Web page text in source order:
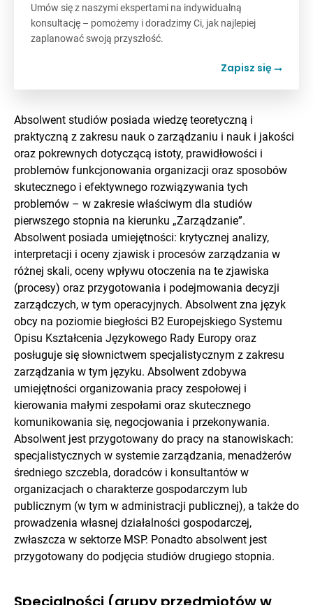
Absolwent studiów posiada wiedzę teoretyczną i
praktyczną z zakresu nauk o zarządzaniu i nauk i jakości
oraz pokrewnych dotyczącą istoty, prawidłowości i
problemów funkcjonowania organizacji oraz sposobów
skutecznego i efektywnego rozwiązywania tych
problemów – w zakresie właściwym dla studiów
pierwszego stopnia na kierunku „Zarządzanie”.
Absolwent posiada umiejętności: krytycznej analizy,
interpretacji i oceny zjawisk i procesów zarządzania w
różnej skali, oceny wpływu otoczenia na te zjawiska
(procesy) oraz przygotowania i podejmowania decyzji
zarządczych, w tym operacyjnych. Absolwent zna język
obcy na poziomie biegłości B2 Europejskiego Systemu
Opisu Kształcenia Językowego Rady Europy oraz
posługuje się słownictwem specjalistycznym z zakresu
zarządzania w tym języku. Absolwent zdobywa
umiejętności organizowania pracy zespołowej i
kierowania małymi zespołami oraz skutecznego
komunikowania się, negocjowania i przekonywania.
Absolwent jest przygotowany do pracy na stanowiskach:
specjalistycznych w systemie zarządzania, menadżerów
średniego szczebla, doradców i konsultantów w
organizacjach o charakterze gospodarczym lub
publicznym (w tym w administracji publicznej), a także do
prowadzenia własnej działalności gospodarczej,
zwłaszcza w sektorze MSP. Ponadto absolwent jest
przygotowany do podjęcia studiów drugiego stopnia.
Umów się z naszymi ekspertami na indywidualną
konsultację – pomożemy i doradzimy Ci, jak najlepiej
zaplanować swoją przyszłość.
Zapisz się